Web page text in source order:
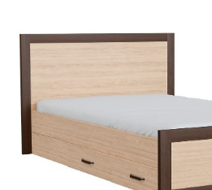
Nije potrebno plaćanje
Besplatan povrat unutar